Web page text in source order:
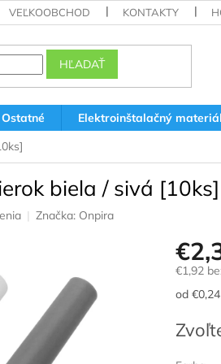
VEĽKOOBCHOD KONTAKTY
HĽADAŤ
Ostatné
Elektroinštalačný materiál
biela / sivá [10ks]
Značka: Onpira
€1,92
od